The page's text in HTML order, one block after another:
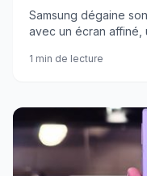
Samsung dégaine
avec un écran affiné,
1 min de lecture